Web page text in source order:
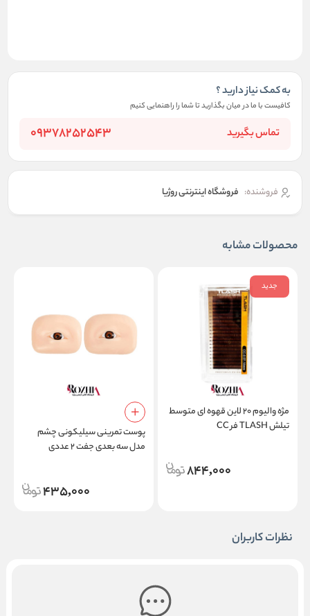
به کمک نیاز دارید ؟
کافیست با ما در میان بگذارید تا شما را راهنمایی کنیم
تماس بگیرید 09378252543
فروشنده: فروشگاه اینترنتی روژیا
محصولات مشابه
جدید
مژه والیوم ۲۰ لاین قهوه ای متوسط
تیلش TLASH فر CC
844,000
پوست تمرینی سیلیکونی چشم
مدل سه بعدی جفت ۲ عددی
435,000
نظرات کاربران